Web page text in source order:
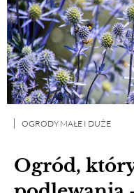
Ogród,
OGRODY MAŁE I DUŻE